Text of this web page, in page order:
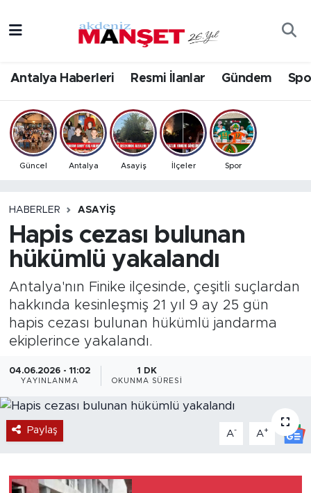
Antalya Haberleri Resmi İlanlar Gündem
Güncel Antalya Asayiş İlçeler Spor
HABERLER ASAYIŞ
Hapis cezası bulunan
hükümlü yakalandı
Antalya'nın Finike ilçesinde, çeşitli suçlardan
hakkında kesinleşmiş 21 yıl 9 ay 25 gün
hapis cezası bulunan hükümlü jandarma
ekiplerince yakalandı.
04.06.2026 - 11:02
YAYINLANMA
1 DK
OKUNMA SÜRESI
Paylaş A- A+
Bilim & Teknoloji
Eğitim
Ekonomi
Gündem
İlçeler
Kültür- Sanat
Magazin
Özel Haber
Politika
Resmi İlanlar
Sağlık
Antalya Hava Durumu
Antalya Namaz Vakitleri
Antalya Trafik Yoğunluk Haritası
Tüm Manşetler
Son Dakika Haberleri
Haber Arşivi